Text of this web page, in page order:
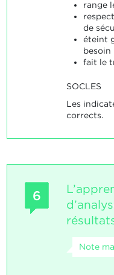
range
de
éteint
besoin
fait le
SOCLES
Les
corrects.
6
Note